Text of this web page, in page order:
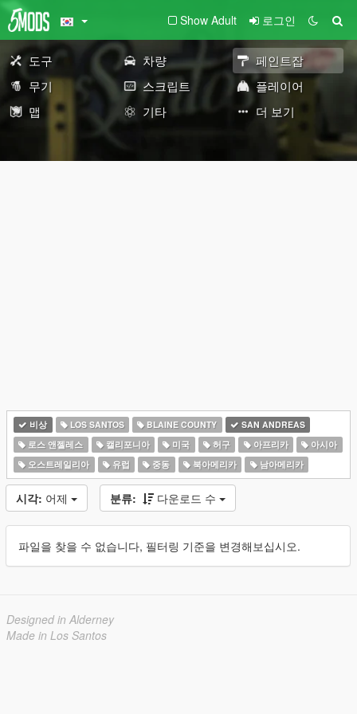
Show Adult 로그인
도구 차량
페인트잡
무기
스크립트
플레이어
맵
기타 더 보기
비상 LOS SANTOS BLAINE COUNTY
SAN ANDREAS
로스 앤젤레스
캘리포니아 미국 허구 아프리카
아시아
오스트레일리아
유럽 중동 북아메리카 남아메리카
시각: 어제 분류: 다운로드 수
파일을 찾을 수 없습니다, 필터링 기준을 변경해보십시오.
Designed in Alderney
Made in Los Santos